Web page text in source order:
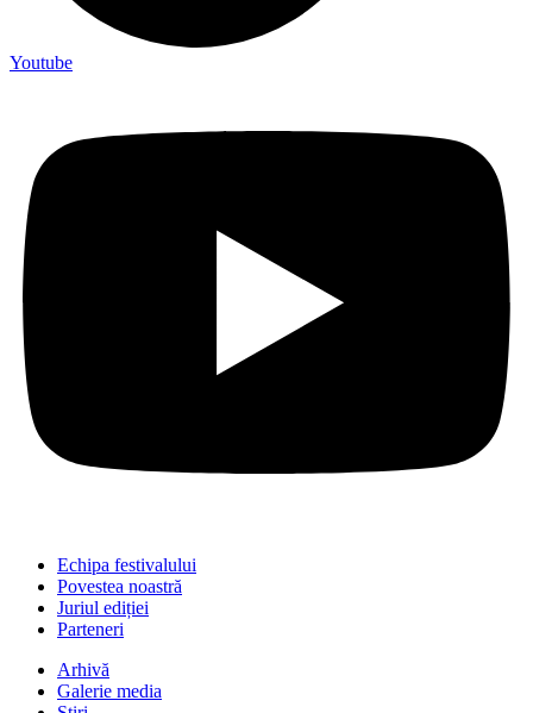
Youtube
Echipa festivalului
Povestea noastră
Juriul ediției
Parteneri
Arhivă
Galerie media